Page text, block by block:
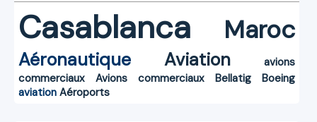
Casablanca Maroc
Aéronautique Aviation
avions
commerciaux
Avions commerciaux Bellatig
Boeing
aviation Aéroports